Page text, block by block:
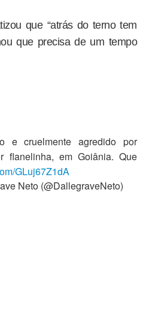
que “atrás do terno tem
que precisa de um tempo
e cruelmente agredido por
flanelinha, em Goiânia. Que
GLuj67Z1dA
Neto (@DallegraveNeto)